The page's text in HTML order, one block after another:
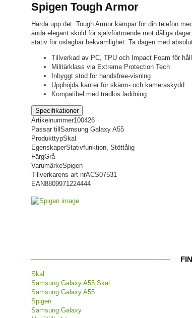
Spigen Tough Armor
Hårda upp det. Tough Armor kämpar för din telefon
ändå elegant sköld för självförtroende mot dåliga
stativ för oslagbar bekvämlighet. Ta dagen med
Tillverkad av PC, TPU och Impact Foam för
Militärklass via Extreme Protection Tech
Inbyggt stöd för handsfree-visning
Upphöjda kanter för skärm- och kameraskydd
Kompatibel med trådlös laddning
Specifikationer
Artikelnummer100426
Passar till Samsung Galaxy A55
ProdukttypSkal
EgenskaperStativfunktion, Stöttålig
FärgGrå
VarumärkeSpigen
Tillverkarens art nrACS07531
EAN8809971224444
Skal
Samsung Galaxy A55 Skal
Samsung Galaxy A55
Spigen
Samsung Galaxy